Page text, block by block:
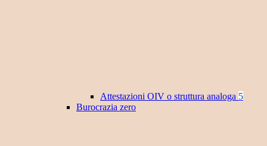
Attestazioni OIV o struttura analoga 5
Burocrazia zero